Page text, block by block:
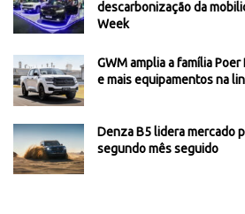
descarbonização da
Week
GWM amplia a família
e mais equipamentos na
Denza B5 lidera mercado
segundo mês seguido